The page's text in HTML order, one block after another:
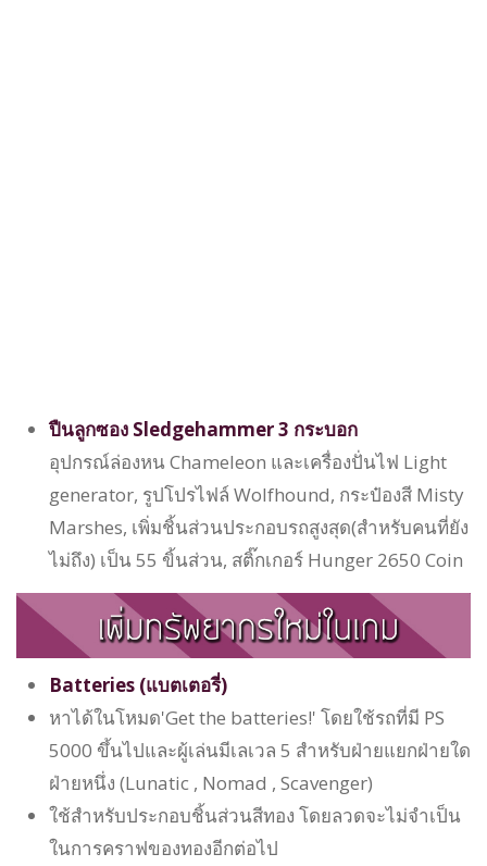
ปืนลูกซอง Sledgehammer 3 กระบอก
อุปกรณ์ล่องหน Chameleon และเครื่องปั่นไฟ Light
generator, รูปโปรไฟล์ Wolfhound, กระป๋องสี Misty
Marshes, เพิ่มชิ้นส่วนประกอบรถสูงสุด(สำหรับคนที่ยัง
ไม่ถึง) เป็น 55 ขิ้นส่วน, สติ๊กเกอร์ Hunger 2650 Coin
Batteries (แบตเตอรี่)
หาได้ในโหมด'Get the batteries!' โดยใช้รถที่มี PS
5000 ขึ้นไปและผู้เล่นมีเลเวล 5 สำหรับฝ่ายแยกฝ่ายใด
ฝ่ายหนึ่ง (Lunatic , Nomad , Scavenger)
ใช้สำหรับประกอบชิ้นส่วนสีทอง โดยลวดจะไม่จำเป็น
ในการคราฟของทองอีกต่อไป